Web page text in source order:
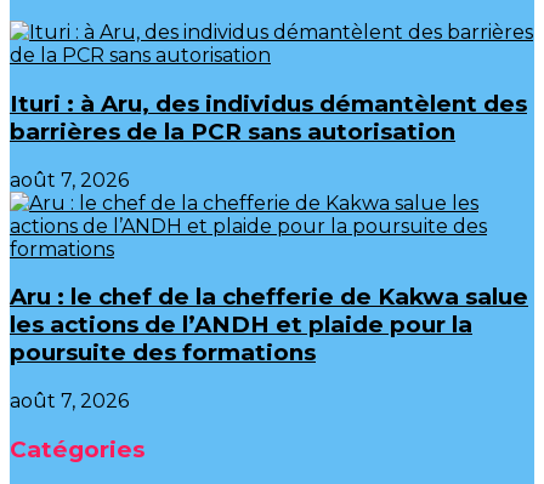
Ituri : à Aru, des individus démantèlent des
barrières de la PCR sans autorisation
août 7, 2026
Aru : le chef de la chefferie de Kakwa salue
les actions de l’ANDH et plaide pour la
poursuite des formations
août 7, 2026
Catégories